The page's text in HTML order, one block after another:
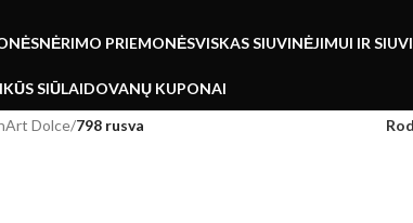
NĖRIMO PRIEMONĖSVISKAS SIUVINĖJIMUI IR
SIŪLAIDOVANŲ KUPONAI
Dolce/798 rusva